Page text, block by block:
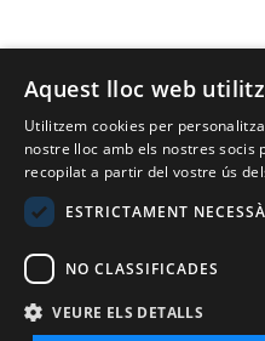
Aquest lloc web
Utilitzem cookies per
nostre lloc amb els nostres
recopilat a partir del vostre ús
ESTRICTAMENT
NO CLASSIFICADES
VEURE ELS DETALLS